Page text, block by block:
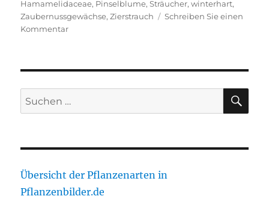
Hamamelidaceae, Pinselblume,Sträucher,winterhart,
Zaubernussgewächse,Zierstrauch
Schreiben Sie einen
Kommentarzu
Suche
nach:
Übersicht der Pflanzenarten in
Pflanzenbilder.de